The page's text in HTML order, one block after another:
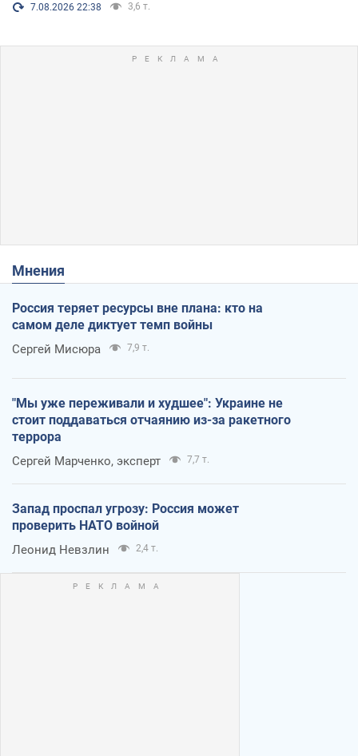
7.08.2026 22:38 3,6 т.
Мнения
Россия теряет ресурсы вне плана: кто на
самом деле диктует темп войны
Сергей Мисюра 7,9 т.
"Мы уже переживали и худшее": Украине не
стоит поддаваться отчаянию из-за ракетного
террора
Сергей Марченко, эксперт 7,7 т.
Запад проспал угрозу: Россия может
проверить НАТО войной
Леонид Невзлин 2,4 т.